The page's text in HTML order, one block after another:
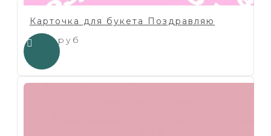
Карточка для букета Поздравляю
1.00 руб